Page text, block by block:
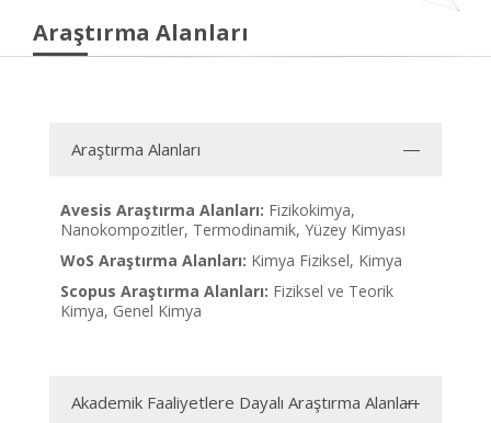
Araştırma Alanları
Araştırma Alanları
Avesis Araştırma Alanları: Fizikokimya,
Nanokompozitler, Termodinamik, Yüzey Kimyası
WoS Araştırma Alanları: Kimya Fiziksel, Kimya
Scopus Araştırma Alanları: Fiziksel ve Teorik
Kimya, Genel Kimya
Akademik Faaliyetlere Dayalı Araştırma Alanları